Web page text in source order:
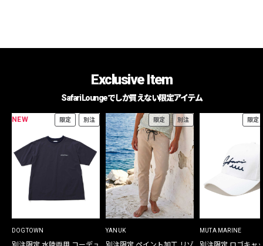
Exclusive Item
Safari Loungeでしか買えない限定アイテム
NEW 限定 別注
DOGTOWN
限定 別注
YANUK
限定
MUTA MARINE